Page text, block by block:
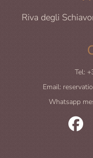
Riva degli
Tel:
Email:
Whatsapp